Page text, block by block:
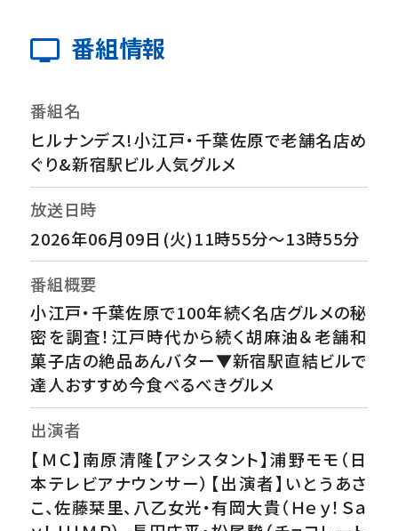
番組情報
番組名
ヒルナンデス!小江戸・千葉佐原で老舗名店め
ぐり&新宿駅ビル人気グルメ
放送日時
2026年06月09日(火)11時55分～13時55分
番組概要
小江戸・千葉佐原で100年続く名店グルメの秘
密を調査！江戸時代から続く胡麻油＆老舗和
菓子店の絶品あんバター▼新宿駅直結ビルで
達人おすすめ今食べるべきグルメ
出演者
【ＭＣ】南原清隆【アシスタント】浦野モモ（日
本テレビアナウンサー）【出演者】いとうあさ
こ、佐藤栞里、八乙女光・有岡大貴（Ｈｅｙ！Ｓａ